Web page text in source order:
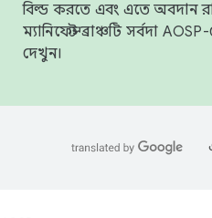
বিল্ড করতে এবং এতে অবদান
ম্যানিফেস্ট ব্রাঞ্চটি সর্বদা
দেখুন।